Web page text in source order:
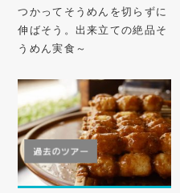
つかってそうめんを切らずに
伸ばそう。出来立ての絶品そ
うめん実食～